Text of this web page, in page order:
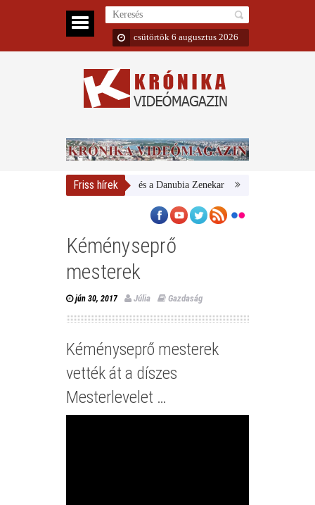
csütörtök 6 augusztus 2026
Friss hírek
Magyar Nemzeti Galéria és a Danubia Zenekar Bemutatta 2024/25-
Kéményseprő
mesterek
jún 30, 2017 Júlia Gazdaság
Kéményseprő mesterek
vették át a díszes
Mesterlevelet …